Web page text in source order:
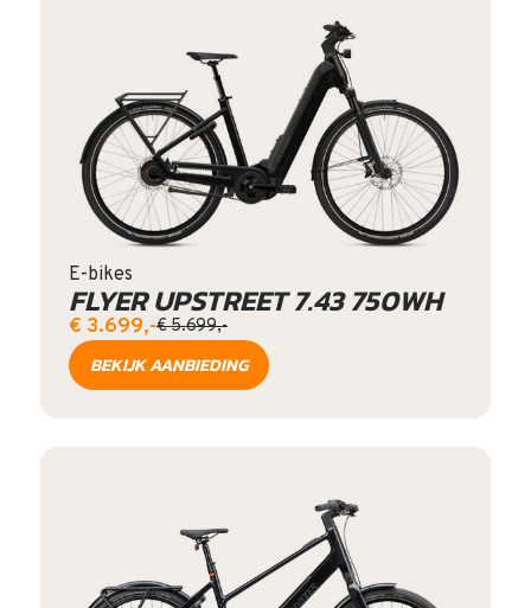
E-bikes
FLYER UPSTREET 7.43 750WH
€ 3.699,-€ 5.699,-
BEKIJK AANBIEDING